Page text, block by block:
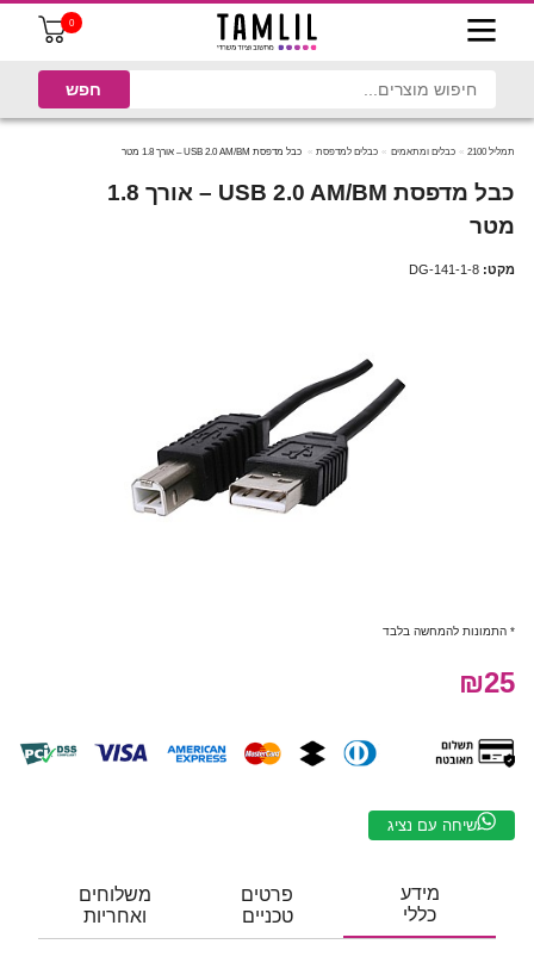
0
תמליל 2100 כבלים ומתאמים כבלים למדפסת כבל מדפסת USB 2.0 AM/BM – אורך 1.8 מטר
כבל מדפסת USB 2.0 AM/BM – אורך 1.8
מטר
מקט: DG-141-1-8
* התמונות להמחשה בלבד
₪25
שיחה עם נציג
מידע
כללי
פרטים
טכניים
משלוחים
ואחריות